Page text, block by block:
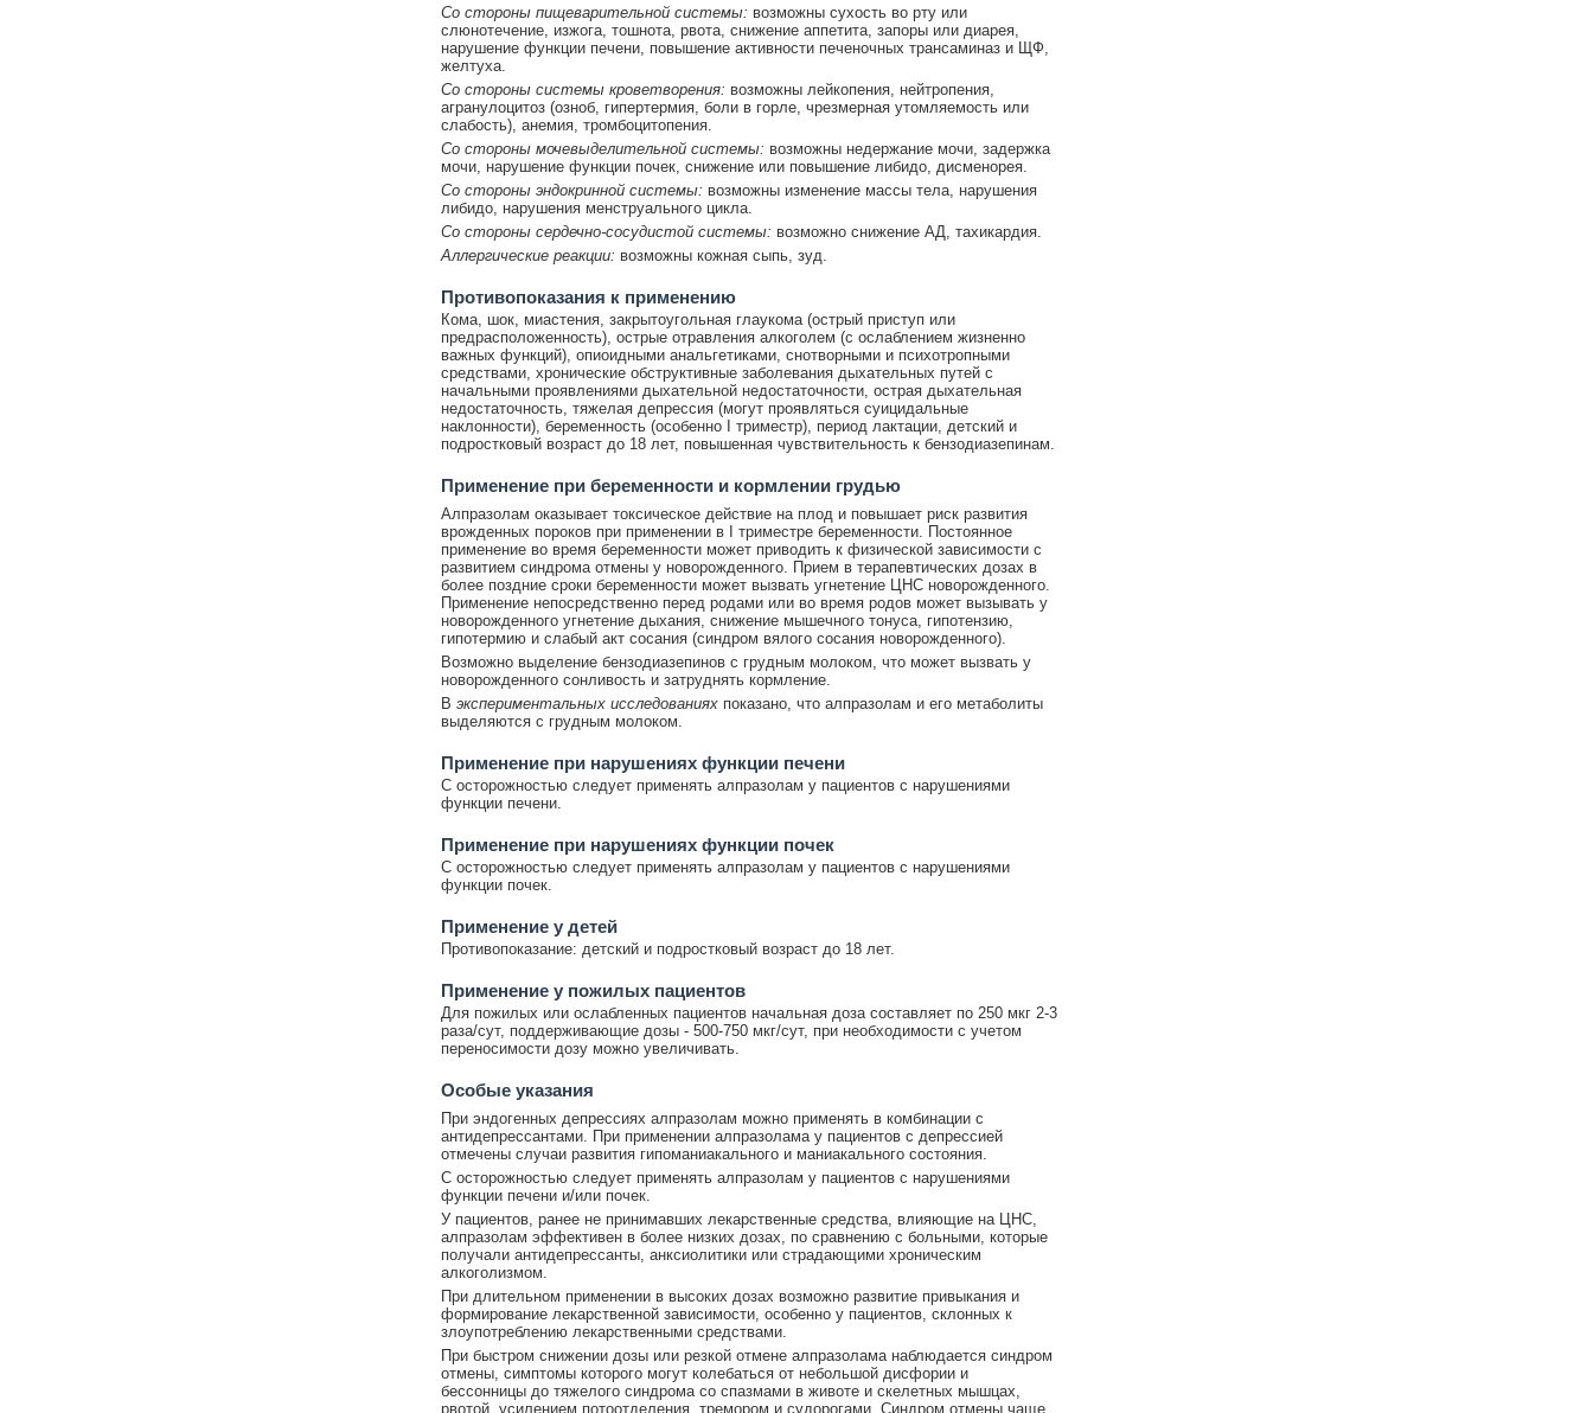
Со стороны пищеварительной системы: возможны сухость во рту или
слюнотечение, изжога, тошнота, рвота, снижение аппетита, запоры или диарея,
нарушение функции печени, повышение активности печеночных трансаминаз и ЩФ,
желтуха.
Со стороны системы кроветворения: возможны лейкопения, нейтропения,
агранулоцитоз (озноб, гипертермия, боли в горле, чрезмерная утомляемость или
слабость), анемия, тромбоцитопения.
Со стороны мочевыделительной системы: возможны недержание мочи, задержка
мочи, нарушение функции почек, снижение или повышение либидо, дисменорея.
Со стороны эндокринной системы: возможны изменение массы тела, нарушения
либидо, нарушения менструального цикла.
Со стороны сердечно-сосудистой системы: возможно снижение АД, тахикардия.
Аллергические реакции: возможны кожная сыпь, зуд.
Противопоказания к применению
Кома, шок, миастения, закрытоугольная глаукома (острый приступ или
предрасположенность), острые отравления алкоголем (с ослаблением жизненно
важных функций), опиоидными анальгетиками, снотворными и психотропными
средствами, хронические обструктивные заболевания дыхательных путей с
начальными проявлениями дыхательной недостаточности, острая дыхательная
недостаточность, тяжелая депрессия (могут проявляться суицидальные
наклонности), беременность (особенно I триместр), период лактации, детский и
подростковый возраст до 18 лет, повышенная чувствительность к бензодиазепинам.
Применение при беременности и кормлении грудью
Алпразолам оказывает токсическое действие на плод и повышает риск развития
врожденных пороков при применении в I триместре беременности. Постоянное
применение во время беременности может приводить к физической зависимости с
развитием синдрома отмены у новорожденного. Прием в терапевтических дозах в
более поздние сроки беременности может вызвать угнетение ЦНС новорожденного.
Применение непосредственно перед родами или во время родов может вызывать у
новорожденного угнетение дыхания, снижение мышечного тонуса, гипотензию,
гипотермию и слабый акт сосания (синдром вялого сосания новорожденного).
Возможно выделение бензодиазепинов с грудным молоком, что может вызвать у
новорожденного сонливость и затруднять кормление.
В экспериментальных исследованияхпоказано, что алпразолам и его метаболиты
выделяются с грудным молоком.
Применение при нарушениях функции печени
С осторожностью следует применять алпразолам у пациентов с нарушениями
функции печени.
Применение при нарушениях функции почек
С осторожностью следует применять алпразолам у пациентов с нарушениями
функции почек.
Применение у детей
Противопоказание: детский и подростковый возраст до 18 лет.
Применение у пожилых пациентов
Для пожилых или ослабленных пациентов начальная доза составляет по 250 мкг 2-3
раза/сут, поддерживающие дозы - 500-750 мкг/сут, при необходимости с учетом
переносимости дозу можно увеличивать.
Особые указания
При эндогенных депрессиях алпразолам можно применять в комбинации с
антидепрессантами. При применении алпразолама у пациентов с депрессией
отмечены случаи развития гипоманиакального и маниакального состояния.
С осторожностью следует применять алпразолам у пациентов с нарушениями
функции печени и/или почек.
У пациентов, ранее не принимавших лекарственные средства, влияющие на ЦНС,
алпразолам эффективен в более низких дозах, по сравнению с больными, которые
получали антидепрессанты, анксиолитики или страдающими хроническим
алкоголизмом.
При длительном применении в высоких дозах возможно развитие привыкания и
формирование лекарственной зависимости, особенно у пациентов, склонных к
злоупотреблению лекарственными средствами.
При быстром снижении дозы или резкой отмене алпразолама наблюдается синдром
отмены, симптомы которого могут колебаться от небольшой дисфории и
бессонницы до тяжелого синдрома со спазмами в животе и скелетных мышцах,
рвотой, усилением потоотделения, тремором и судорогами. Синдром отмены чаще